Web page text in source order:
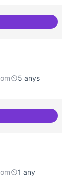
en innovació
5 anys
1 any